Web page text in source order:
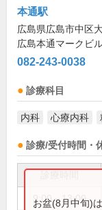
本通駅
広島県広島市中区
広島本通マークビ
082-243-0038
診療科目
内科 心療内科
診療/受付時間・
9:00～13:00
お盆(8月中旬)